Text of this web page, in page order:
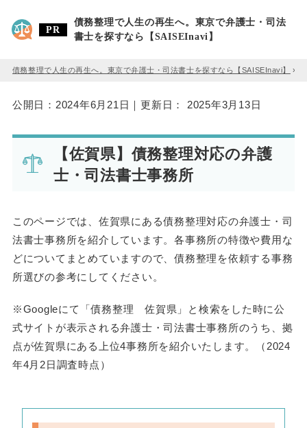
債務整理で人生の再生へ。東京で弁護士・司法
書士を探すなら【SAISEInavi】
債務整理で人生の再生へ。東京で弁護士・司法書士を探すなら【SAISEInavi】 »
公開日： 2024年6月21日 ｜更新日： 2025年3月13日
【佐賀県】債務整理対応の弁護
士・司法書士事務所
このページでは、佐賀県にある債務整理対応の弁護士・司
法書士事務所を紹介しています。各事務所の特徴や費用な
どについてまとめていますので、債務整理を依頼する事務
所選びの参考にしてください。
※Googleにて「債務整理 佐賀県」と検索をした時に公
式サイトが表示される弁護士・司法書士事務所のうち、拠
点が佐賀県にある上位4事務所を紹介いたします。（2024
年4月2日調査時点）